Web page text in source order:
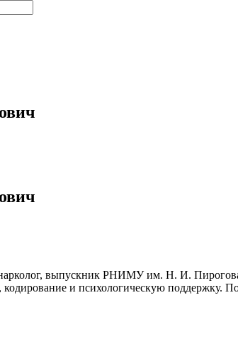
выпускник РНИМУ им. Н. И. Пирогова,
и психологическую поддержку.